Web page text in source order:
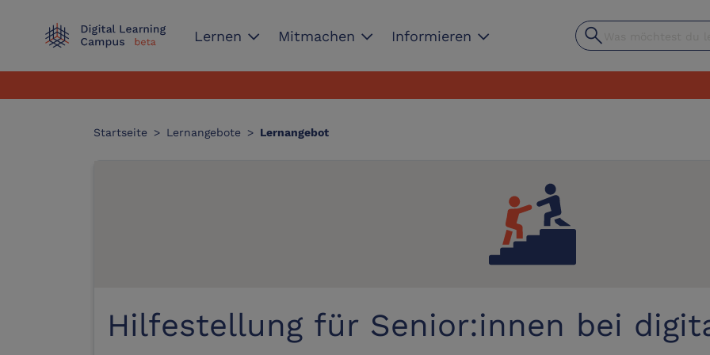
Lernen expand_more Mitmachen expand_more Informieren expand_more search
Startseite > Lernangebote > Lernangebot
Hilfestellung für Senior:innen bei